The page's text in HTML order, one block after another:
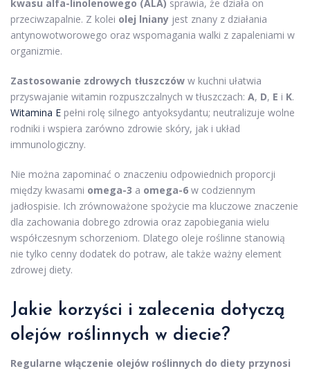
kwasu alfa-linolenowego (ALA) sprawia, że działa on
przeciwzapalnie. Z kolei olej lniany jest znany z działania
antynowotworowego oraz wspomagania walki z zapaleniami w
organizmie.
Zastosowanie zdrowych tłuszczów w kuchni ułatwia
przyswajanie witamin rozpuszczalnych w tłuszczach: A, D, E i K.
Witamina E pełni rolę silnego antyoksydantu; neutralizuje wolne
rodniki i wspiera zarówno zdrowie skóry, jak i układ
immunologiczny.
Nie można zapominać o znaczeniu odpowiednich proporcji
między kwasami omega-3 a omega-6 w codziennym
jadłospisie. Ich zrównoważone spożycie ma kluczowe znaczenie
dla zachowania dobrego zdrowia oraz zapobiegania wielu
współczesnym schorzeniom. Dlatego oleje roślinne stanowią
nie tylko cenny dodatek do potraw, ale także ważny element
zdrowej diety.
Jakie korzyści i zalecenia dotyczą
olejów roślinnych w diecie?
Regularne włączenie olejów roślinnych do diety przynosi